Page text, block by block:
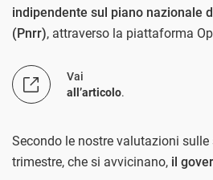
indipendente sul piano nazionale
(Pnrr), attraverso la piattaforma
Vai
all’articolo.
Secondo le nostre valutazioni
trimestre, che si avvicinano, il